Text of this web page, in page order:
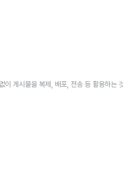
게시물을 복제, 배포, 전송 등 활용하는